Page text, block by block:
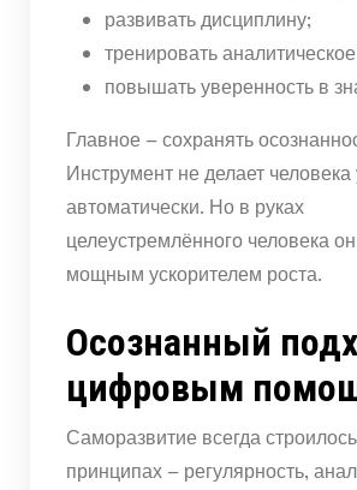
развивать дисциплину;
тренировать
повышать уверенность в
Главное – сохранять
Инструмент не делает
автоматически. Но в руках
целеустремлённого человека
мощным ускорителем роста.
Осознанный
цифровым
Саморазвитие всегда
принципах – регулярность,